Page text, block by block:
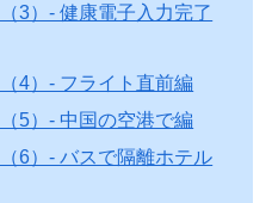
3）- 健康電子入力完了
4）- フライト直前編
5）- 中国の空港で編
6）- バスで隔離ホテル